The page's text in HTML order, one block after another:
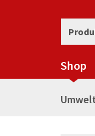
Shop